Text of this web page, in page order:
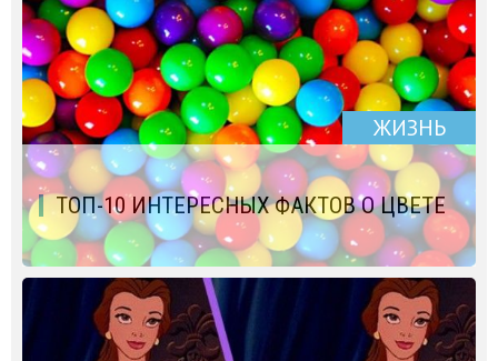
ЖИЗНЬ
ТОП-10 ИНТЕРЕСНЫХ ФАКТОВ О ЦВЕТЕ